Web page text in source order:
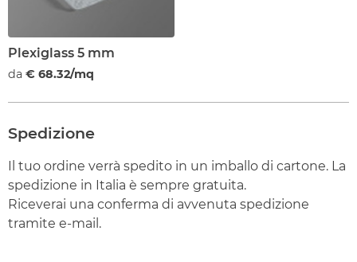
Plexiglass 5 mm
da € 68.32/mq
Spedizione
Il tuo ordine verrà spedito in un imballo di cartone. La
spedizione in Italia è sempre gratuita.
Riceverai una conferma di avvenuta spedizione
tramite e-mail.